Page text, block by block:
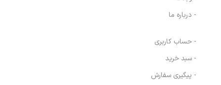
- درباره ما
- حساب کاربری
- سبد خرید
- پیگیری سفارش